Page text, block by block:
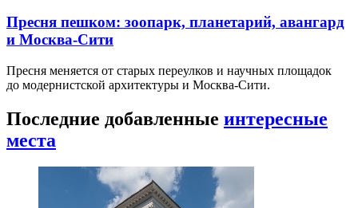
Пресня пешком: зоопарк, планетарий, авангард
и Москва-Сити
Пресня меняется от старых переулков и научных площадок
до модернистской архитектуры и Москва-Сити.
Последние добавленные интересные
места